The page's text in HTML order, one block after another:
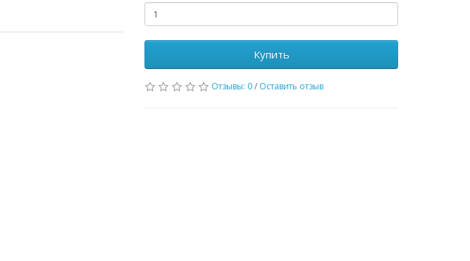
Купить
Отзывы: 0/ Оставить отзыв